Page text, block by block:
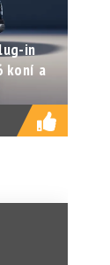
in
koní a